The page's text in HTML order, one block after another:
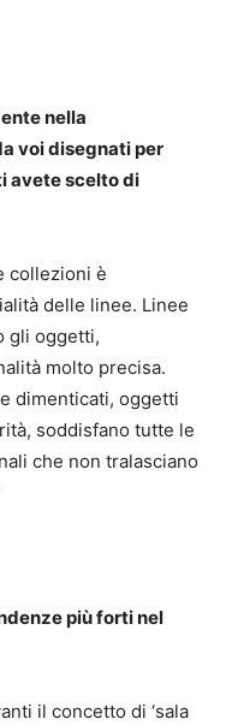
nella
voi disegnati per
avete scelto di
collezioni è
delle linee. Linee
gli oggetti,
molto precisa.
dimenticati, oggetti
soddisfano tutte le
che non tralasciano
più forti nel
il concetto di ‘sala